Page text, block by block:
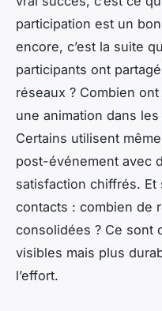
participation est un
encore, c’est la suite
participants ont
réseaux ? Combien
une animation dans
Certains utilisent
post-événement avec
satisfaction chiffrés. Et
contacts : combien de
consolidées ? Ce sont
visibles mais plus
l’effort.